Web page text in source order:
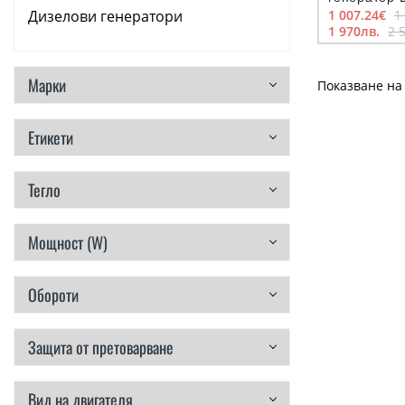
Дизелови генератори
Марки
Етикети
Тегло
Мощност (W)
Обороти
Защита от претоварване
Вид на двигателя
DXGNI42E
1 007.24€ 1
1 970лв. 2
Показване